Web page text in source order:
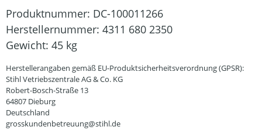
Produktnummer: DC-100011266
Herstellernummer: 4311 680 2350
Gewicht: 45 kg
Herstellerangaben gemäß EU-Produktsicherheitsverordnung (GPSR):
Stihl Vetriebszentrale AG & Co. KG
Robert-Bosch-Straße 13
64807 Dieburg
Deutschland
grosskundenbetreuung@stihl.de